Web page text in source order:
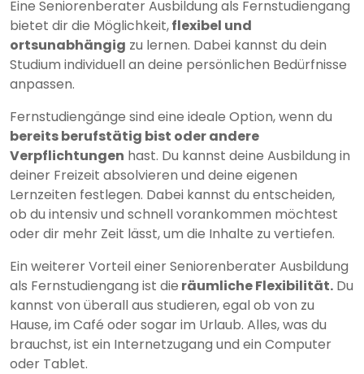
Eine Seniorenberater Ausbildung als Fernstudiengang
bietet dir die Möglichkeit,flexibel und
ortsunabhängig zu lernen. Dabei kannst du dein
Studium individuell an deine persönlichen Bedürfnisse
anpassen.
Fernstudiengänge sind eine ideale Option, wenn du
bereits berufstätig bist oder andere
Verpflichtungen hast. Du kannst deine Ausbildung in
deiner Freizeit absolvieren und deine eigenen
Lernzeiten festlegen. Dabei kannst du entscheiden,
ob du intensiv und schnell vorankommen möchtest
oder dir mehr Zeit lässt, um die Inhalte zu vertiefen.
Ein weiterer Vorteil einer Seniorenberater Ausbildung
als Fernstudiengang ist die räumliche Flexibilität. Du
kannst von überall aus studieren, egal ob von zu
Hause, im Café oder sogar im Urlaub. Alles, was du
brauchst, ist ein Internetzugang und ein Computer
oder Tablet.